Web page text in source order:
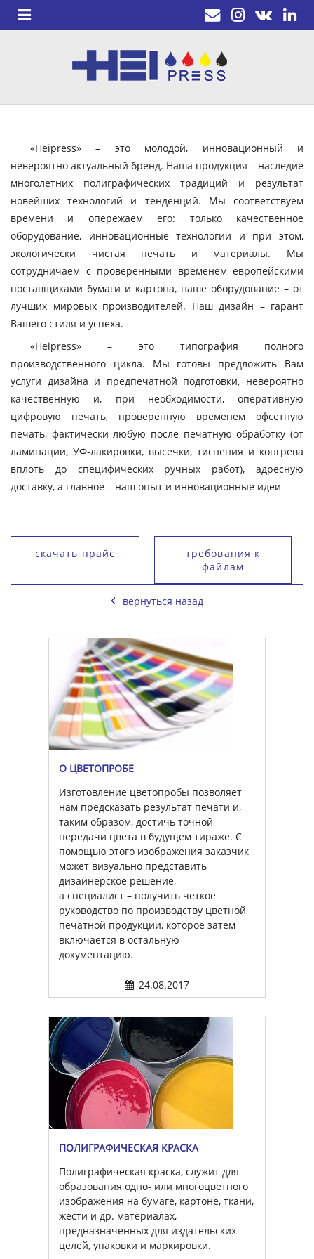
«Heipress» – это молодой, инновационный и
невероятно актуальный бренд. Наша продукция – наследие
многолетних полиграфических традиций и результат
новейших технологий и тенденций. Мы соответствуем
времени и опережаем его: только качественное
оборудование, инновационные технологии и при этом,
экологически чистая печать и материалы. Мы
сотрудничаем с проверенными временем европейскими
поставщиками бумаги и картона, наше оборудование – от
лучших мировых производителей. Наш дизайн – гарант
Вашего стиля и успеха.
«Heipress» – это типография полного
производственного цикла. Мы готовы предложить Вам
услуги дизайна и предпечатной подготовки, невероятно
качественную и, при необходимости, оперативную
цифровую печать, проверенную временем офсетную
печать, фактически любую после печатную обработку (от
ламинации, УФ-лакировки, высечки, тиснения и конгрева
вплоть до специфических ручных работ), адресную
доставку, а главное – наш опыт и инновационные идеи
скачать прайс
требования к
файлам
вернуться назад
О ЦВЕТОПРОБЕ
Изготовление цветопробы позволяет
нам предсказать результат печати и,
таким образом, достичь точной
передачи цвета в будущем тираже. С
помощью этого изображения заказчик
может визуально представить
дизайнерское решение,
а специалист – получить четкое
руководство по производству цветной
печатной продукции, которое затем
включается в остальную
документацию.
24.08.2017
ПОЛИГРАФИЧЕСКАЯ КРАСКА
Полиграфическая краска, служит для
образования одно- или многоцветного
изображения на бумаге, картоне, ткани,
жести и др. материалах,
предназначенных для издательских
целей, упаковки и маркировки.